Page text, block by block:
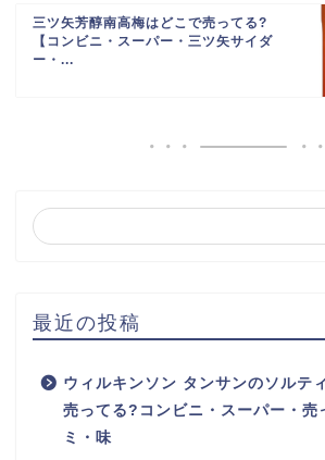
三ツ矢芳醇南高梅はどこで売ってる?
【コンビニ・スーパー・三ツ矢サイダ
ー・...
最近の投稿
ウィルキンソン タンサンのソルテ
売ってる?コンビニ・スーパー・売
ミ・味